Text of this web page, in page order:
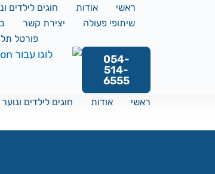
ראשי אודות חוגים לילדים
שיתופי פעולה
יצירת קשר
פורטל
054-
514-
6555
ראשי אודות חוגים לילדים ונוער